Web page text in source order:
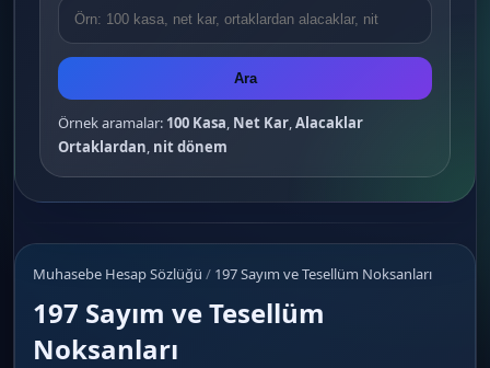
Ara
Örnek aramalar: 100 Kasa, Net Kar,Alacaklar
Ortaklardan, nit dönem
Muhasebe Hesap Sözlüğü / 197 Sayım ve Tesellüm Noksanları
197 Sayım ve Tesellüm
Noksanları